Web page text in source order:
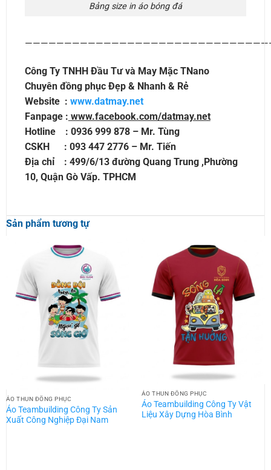
Bảng size in áo bóng đá
Công Ty TNHH Đầu Tư và May Mặc TNano
Chuyên đồng phục Đẹp & Nhanh & Rẻ
Website : www.datmay.net
Fanpage : www.facebook.com/datmay.net
Hotline : 0936 999 878 – Mr. Tùng
CSKH : 093 447 2776 – Mr. Tiến
Địa chỉ : 499/6/13 đường Quang Trung ,Phường
10, Quận Gò Vấp. TPHCM
Sản phẩm tương tự
ÁO THUN ĐỒNG PHỤC
Áo Teambuilding Công Ty Sản
Xuất Công Nghiệp Đại Nam
ÁO THUN ĐỒNG PHỤC
Áo Teambuilding Công Ty Vật
Liệu Xây Dựng Hòa Bình